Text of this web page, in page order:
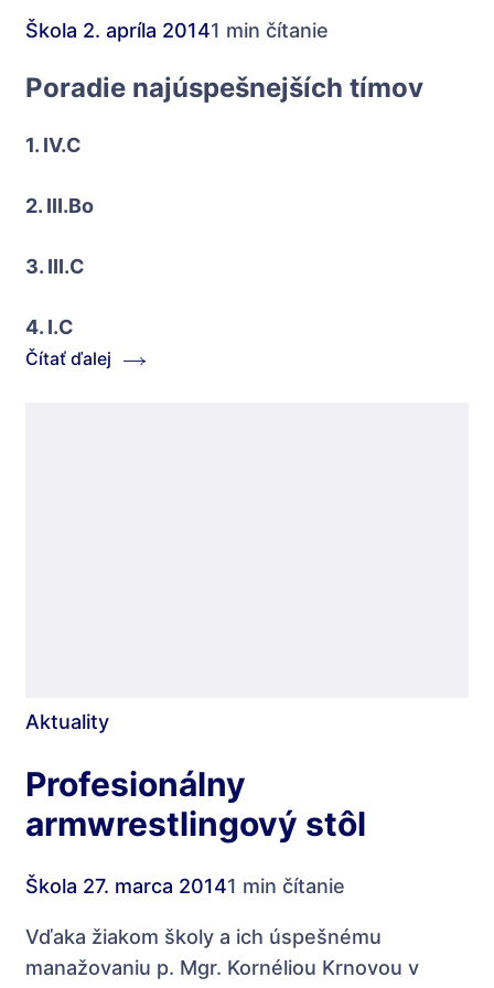
Škola 2. apríla 20141 min čítanie
Poradie najúspešnejších tímov
1. IV.C
2. III.Bo
3. III.C
4. I.C
Čítať ďalej
Aktuality
Profesionálny
armwrestlingový stôl
Škola 27. marca 20141 min čítanie
Vďaka žiakom školy a ich úspešnému
manažovaniu p. Mgr. Kornéliou Krnovou v